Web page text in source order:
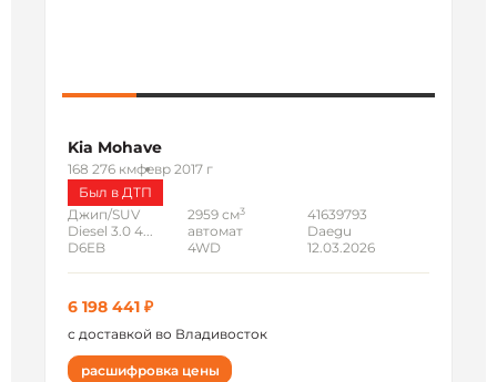
Kia Mohave
168 276 кмфевр 2017 г
Был в ДТП
Джип/SUV
Diesel 3.0 4...
D6EB
2959 см3
автомат
4WD
41639793
Daegu
12.03.2026
6 198 441 ₽
с доставкой во Владивосток
расшифровка цены